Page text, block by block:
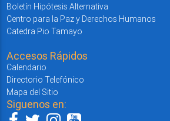
Boletín Hipótesis Alternativa
Centro para la Paz y Derechos Humanos
Catedra Pio Tamayo
Accesos Rápidos
Calendario
Directorio Telefónico
Mapa del Sitio
Siguenos en: